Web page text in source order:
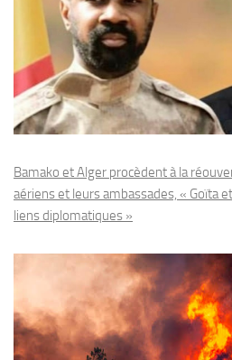
Bamako et Alger procèdent à la
aériens et leurs ambassades, « Goïta
liens diplomatiques »